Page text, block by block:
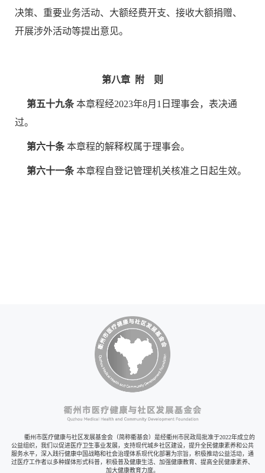
决策、重要业务活动、大额经费开支、接收大额捐赠、
开展涉外活动等提出意见。
第八章 附 则
第五十九条本章程经2023年8月1日理事会，表决通
过。
第六十条本章程的解释权属于理事会。
第六十一条本章程自登记管理机关核准之日起生效。
衢州市医疗健康与社区发展基金会（简称衢基会）是经衢州市民政局批准于2022年成立的
公益组织，我们以促进医疗卫生事业发展，支持现代城乡社区建设，提升全民健康素养和公共
服务水平，深入践行健康中国战略和社会治理体系现代化部署为宗旨，积极推动公益活动，通
过医疗工作者以多种媒体形式科普，积极普及健康生活、加强健康教育、提高全民健康素养、
加大健康教育力度。